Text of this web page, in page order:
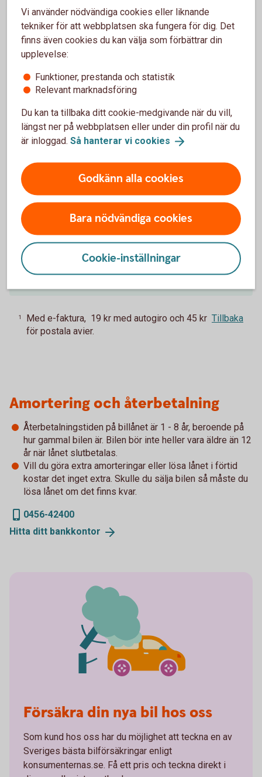
När får jag besked?
Pris och ränta Billån
Ränta
6,19 % (senaste ränteändring 2025-10-03)
Uppläggningsavgift Nyckelkund
Uppläggningsavgift
550 kr
Aviseringsavgift
1
Med e-faktura, 19 kr med autogiro och 45 kr
för postala avier.
Tillbaka
Amortering och återbetalning
Återbetalningstiden på billånet är 1 - 8 år, beroende på
hur gammal bilen är. Bilen bör inte heller vara äldre än 12
år när lånet slutbetalas.
Vill du göra extra amorteringar eller lösa lånet i förtid
kostar det inget extra. Skulle du sälja bilen så måste du
lösa lånet om det finns kvar.
0456-42400
Hitta ditt bankkontor
Försäkra din nya bil hos oss
Som kund hos oss har du möjlighet att teckna en av
Sveriges bästa bilförsäkringar enligt
konsumenternas.se. Få ett pris och teckna direkt i
Vi använder nödvändiga cookies eller liknande
tekniker för att webbplatsen ska fungera för dig. Det
finns även cookies du kan välja som förbättrar din
upplevelse:
Funktioner, prestanda och statistik
Relevant marknadsföring
Du kan ta tillbaka ditt cookie-medgivande när du vill,
längst ner på webbplatsen eller under din profil när du
är inloggad. Så hanterar vi cookies
Godkänn alla cookies
Bara nödvändiga cookies
Cookie-inställningar